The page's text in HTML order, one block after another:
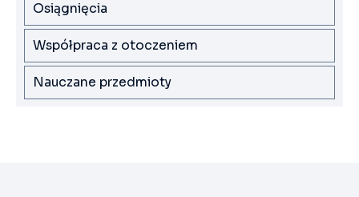
Osiągnięcia
Współpraca z otoczeniem
Nauczane przedmioty